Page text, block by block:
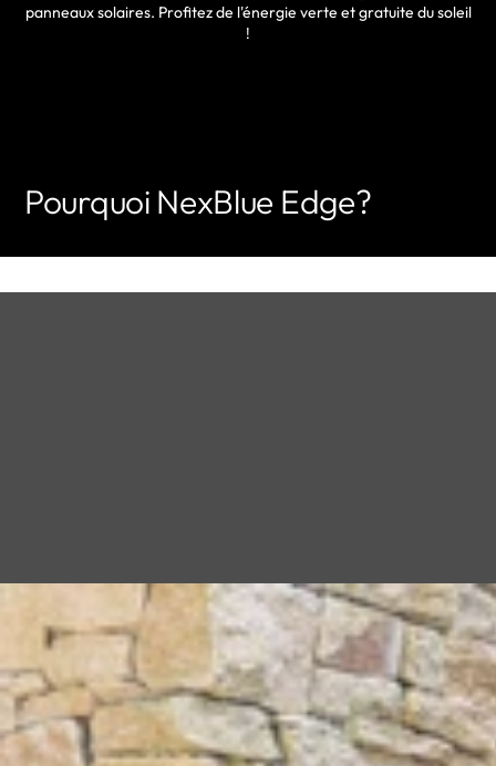
panneaux solaires. Profitez de l'énergie verte et gratuite du soleil
!
Pourquoi NexBlue Edge?